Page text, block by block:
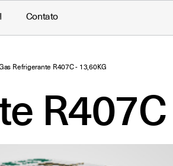
Contato
Refrigerante R407C - 13,60KG